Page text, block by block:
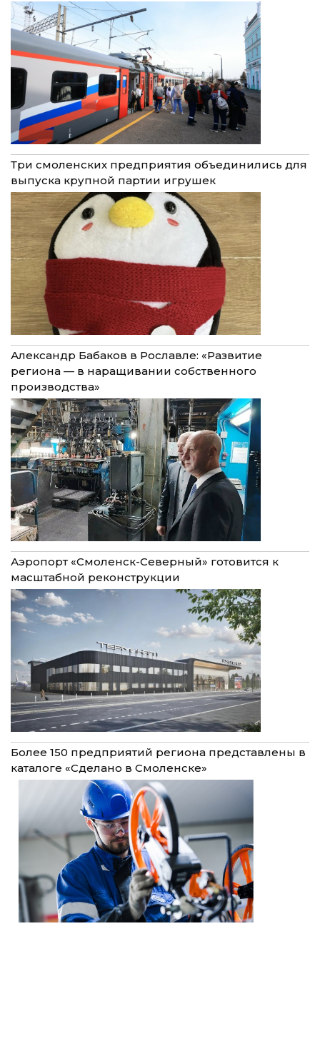
Три смоленских предприятия объединились для
выпуска крупной партии игрушек
Александр Бабаков в Рославле: «Развитие
региона — в наращивании собственного
производства»
Аэропорт «Смоленск-Северный» готовится к
масштабной реконструкции
Более 150 предприятий региона представлены в
каталоге «Сделано в Смоленске»